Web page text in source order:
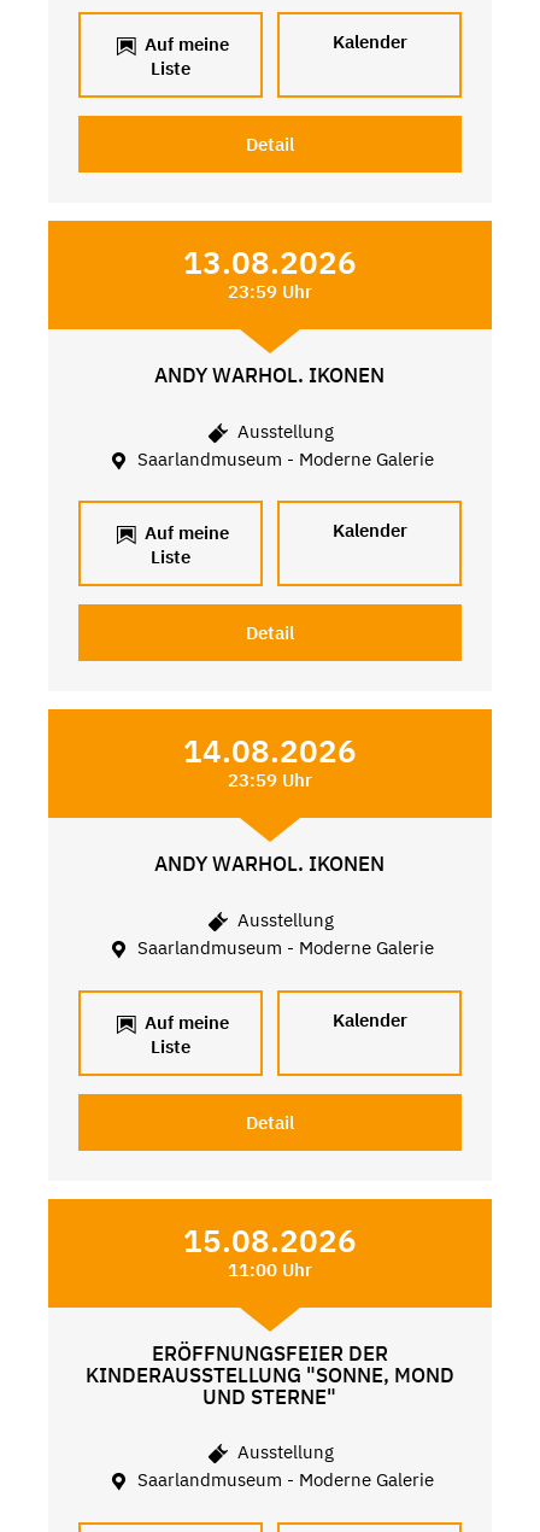
Auf meine
Liste
Kalender
Detail
13.08.2026
23:59 Uhr
ANDY WARHOL. IKONEN
Ausstellung
Saarlandmuseum - Moderne Galerie
Auf meine
Liste
Kalender
Detail
14.08.2026
23:59 Uhr
ANDY WARHOL. IKONEN
Ausstellung
Saarlandmuseum - Moderne Galerie
Auf meine
Liste
Kalender
Detail
15.08.2026
11:00 Uhr
ERÖFFNUNGSFEIER DER
KINDERAUSSTELLUNG "SONNE, MOND
UND STERNE"
Ausstellung
Saarlandmuseum - Moderne Galerie